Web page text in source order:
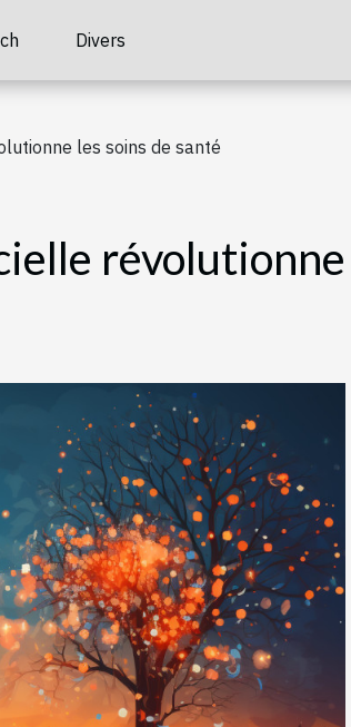
Divers
les soins de santé
révolutionne